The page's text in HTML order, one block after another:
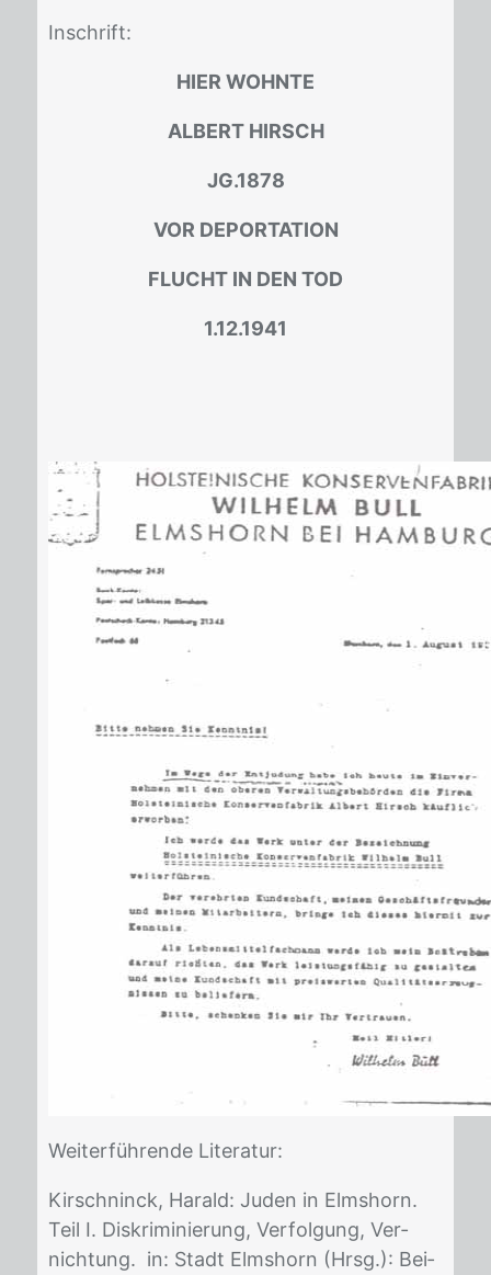
In­schrift:
HIER WOHNTE
ALBERT HIRSCH
JG.1878
VOR DEPORTATION
FLUCHT IN DEN TOD
1.12.1941
Wei­ter­füh­ren­de Li­te­ra­tur:
Kir­sch­ninck, Ha­rald: Ju­den in Elms­horn.
Teil I. Dis­kri­mi­nie­rung, Ver­fol­gung, Ver­
nich­tung. in: Stadt Elms­horn (Hrsg.): Bei­